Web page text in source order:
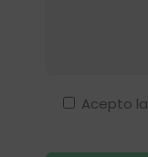
Acepto la